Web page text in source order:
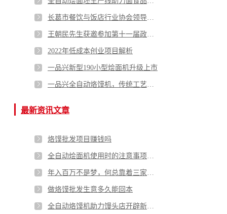
2022年低成本创业项目解析
一品兴新型190小型烩面机升级上市
最新资讯文章
烙馍批发项目赚钱吗
全自动烩面机使用时的注意事项有哪些
年入百万不是梦，何总靠着三家烙馍批发门店实现致富梦
做烙馍批发生意多久能回本
全自动烙馍机助力馒头店开辟新思路